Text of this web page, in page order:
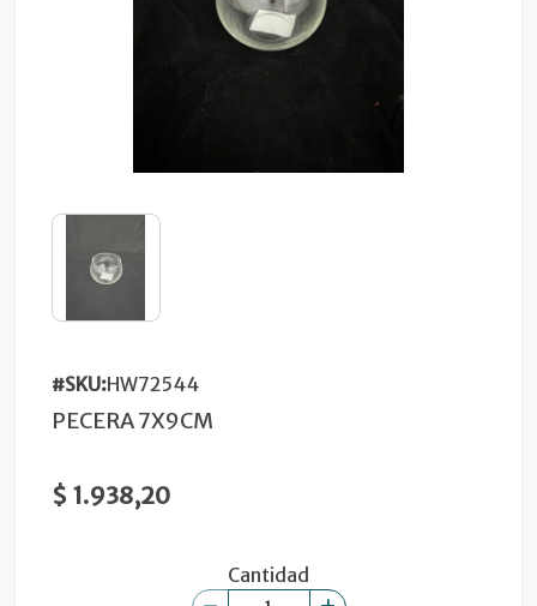
#SKU:HW72544
PECERA 7X9CM
$ 1.938,20
Cantidad